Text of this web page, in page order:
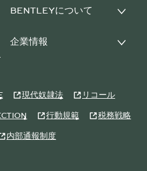
BENTLEYについて
企業情報
現代奴隷法 リコール
行動規範 税務戦略
内部通報制度